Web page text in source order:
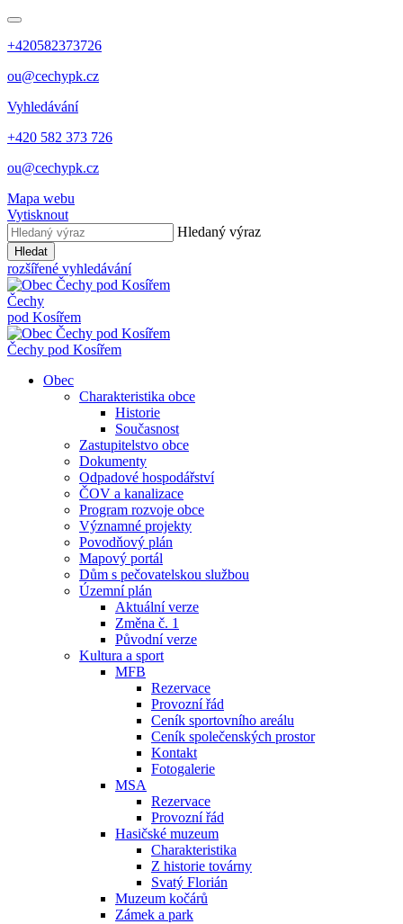
+420582373726
ou@cechypk.cz
Vyhledávání
+420 582 373 726
ou@cechypk.cz
Mapa webu
Vytisknout
Hledaný výraz
Hledat
rozšířené vyhledávání
Čechy
pod Kosířem
Čechy pod Kosířem
Obec
Charakteristika obce
Historie
Současnost
Zastupitelstvo obce
Dokumenty
Odpadové hospodářství
ČOV a kanalizace
Program rozvoje obce
Významné projekty
Povodňový plán
Mapový portál
Dům s pečovatelskou službou
Územní plán
Aktuální verze
Změna č. 1
Původní verze
Kultura a sport
MFB
Rezervace
Provozní řád
Ceník sportovního areálu
Ceník společenských prostor
Kontakt
Fotogalerie
MSA
Rezervace
Provozní řád
Hasičské muzeum
Charakteristika
Z historie továrny
Svatý Florián
Muzeum kočárů
Zámek a park